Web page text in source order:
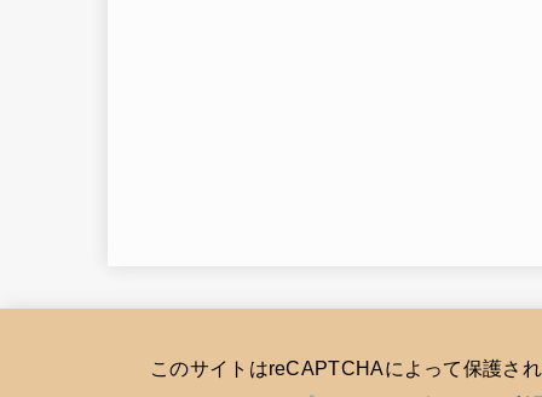
このサイトはreCAPTCHAによって保護さ